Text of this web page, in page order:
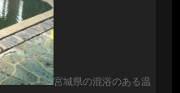
宮城県の混浴のある温